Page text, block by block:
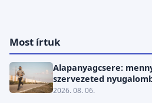
Most írtuk
Alapanyagcsere:
szervezeted
2026. 08. 06.